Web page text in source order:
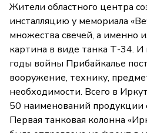
Жители областного центра
инсталляцию у мемориала
множества свечей, а именно
картина в виде танка Т-34. И
годы войны Прибайкалье
вооружение, технику,
необходимости. Всего в
50 наименований продукции
Первая танковая колонна